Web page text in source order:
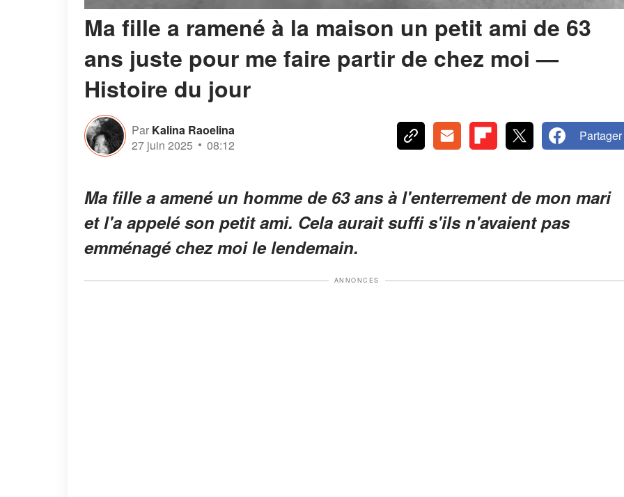
Ma fille a ramené à la maison un petit ami de 63
ans juste pour me faire partir de chez moi —
Histoire du jour
Par Kalina Raoelina
27 juin 2025
08:12
Partager
Ma fille a amené un homme de 63 ans à l'enterrement de mon mari
et l'a appelé son petit ami. Cela aurait suffi s'ils n'avaient pas
emménagé chez moi le lendemain.
ANNONCES